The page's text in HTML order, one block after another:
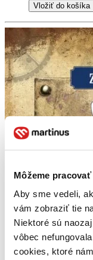
Môžeme
Aby sme vedeli,
vám zobraziť tie
Niektoré sú
vôbec
cookies, ktoré
Vložiť do košíka